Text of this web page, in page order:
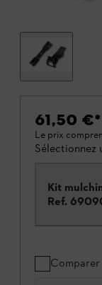
61,50 €*
Le prix
Sélectionnez
Kit
Ref.
Comparer